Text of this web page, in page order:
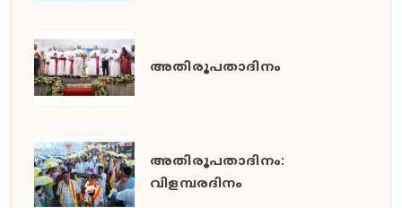
അതിരൂപതാദിനം
അതിരൂപതാദിനം:
വിളമ്പരദിനം